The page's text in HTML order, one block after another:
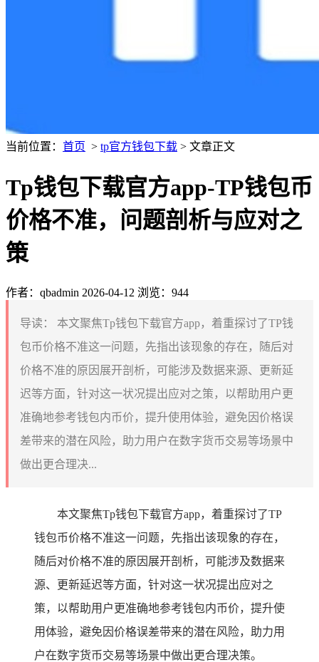
当前位置： 首页 > tp官方钱包下载 > 文章正文
Tp钱包下载官方app-TP钱包币
价格不准，问题剖析与应对之
策
作者：qbadmin 2026-04-12 浏览：944
导读：
本文聚焦Tp钱包下载官方app，着重探讨了TP钱
包币价格不准这一问题，先指出该现象的存在，随后对
价格不准的原因展开剖析，可能涉及数据来源、更新延
迟等方面，针对这一状况提出应对之策，以帮助用户更
准确地参考钱包内币价，提升使用体验，避免因价格误
差带来的潜在风险，助力用户在数字货币交易等场景中
做出更合理决...
本文聚焦Tp钱包下载官方app，着重探讨了TP
钱包币价格不准这一问题，先指出该现象的存在，
随后对价格不准的原因展开剖析，可能涉及数据来
源、更新延迟等方面，针对这一状况提出应对之
策，以帮助用户更准确地参考钱包内币价，提升使
用体验，避免因价格误差带来的潜在风险，助力用
户在数字货币交易等场景中做出更合理决策。